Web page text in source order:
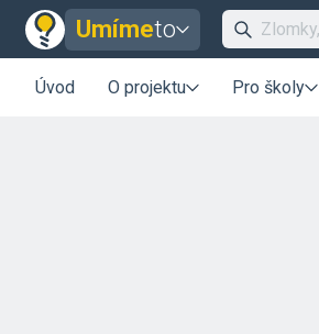
Umímeto
Úvod O projektu Pro školy